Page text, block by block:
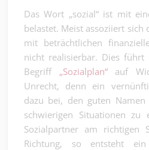
Das Wort „sozial“ ist mit
belastet. Meist assoziiert sich
mit beträchtlichen
nicht realisierbar. Dies führt
Begriff „Sozialplan“auf
Unrecht, denn ein
dazu bei, den guten
schwierigen Situationen zu
Sozialpartner am richtigen
Richtung, so entsteht